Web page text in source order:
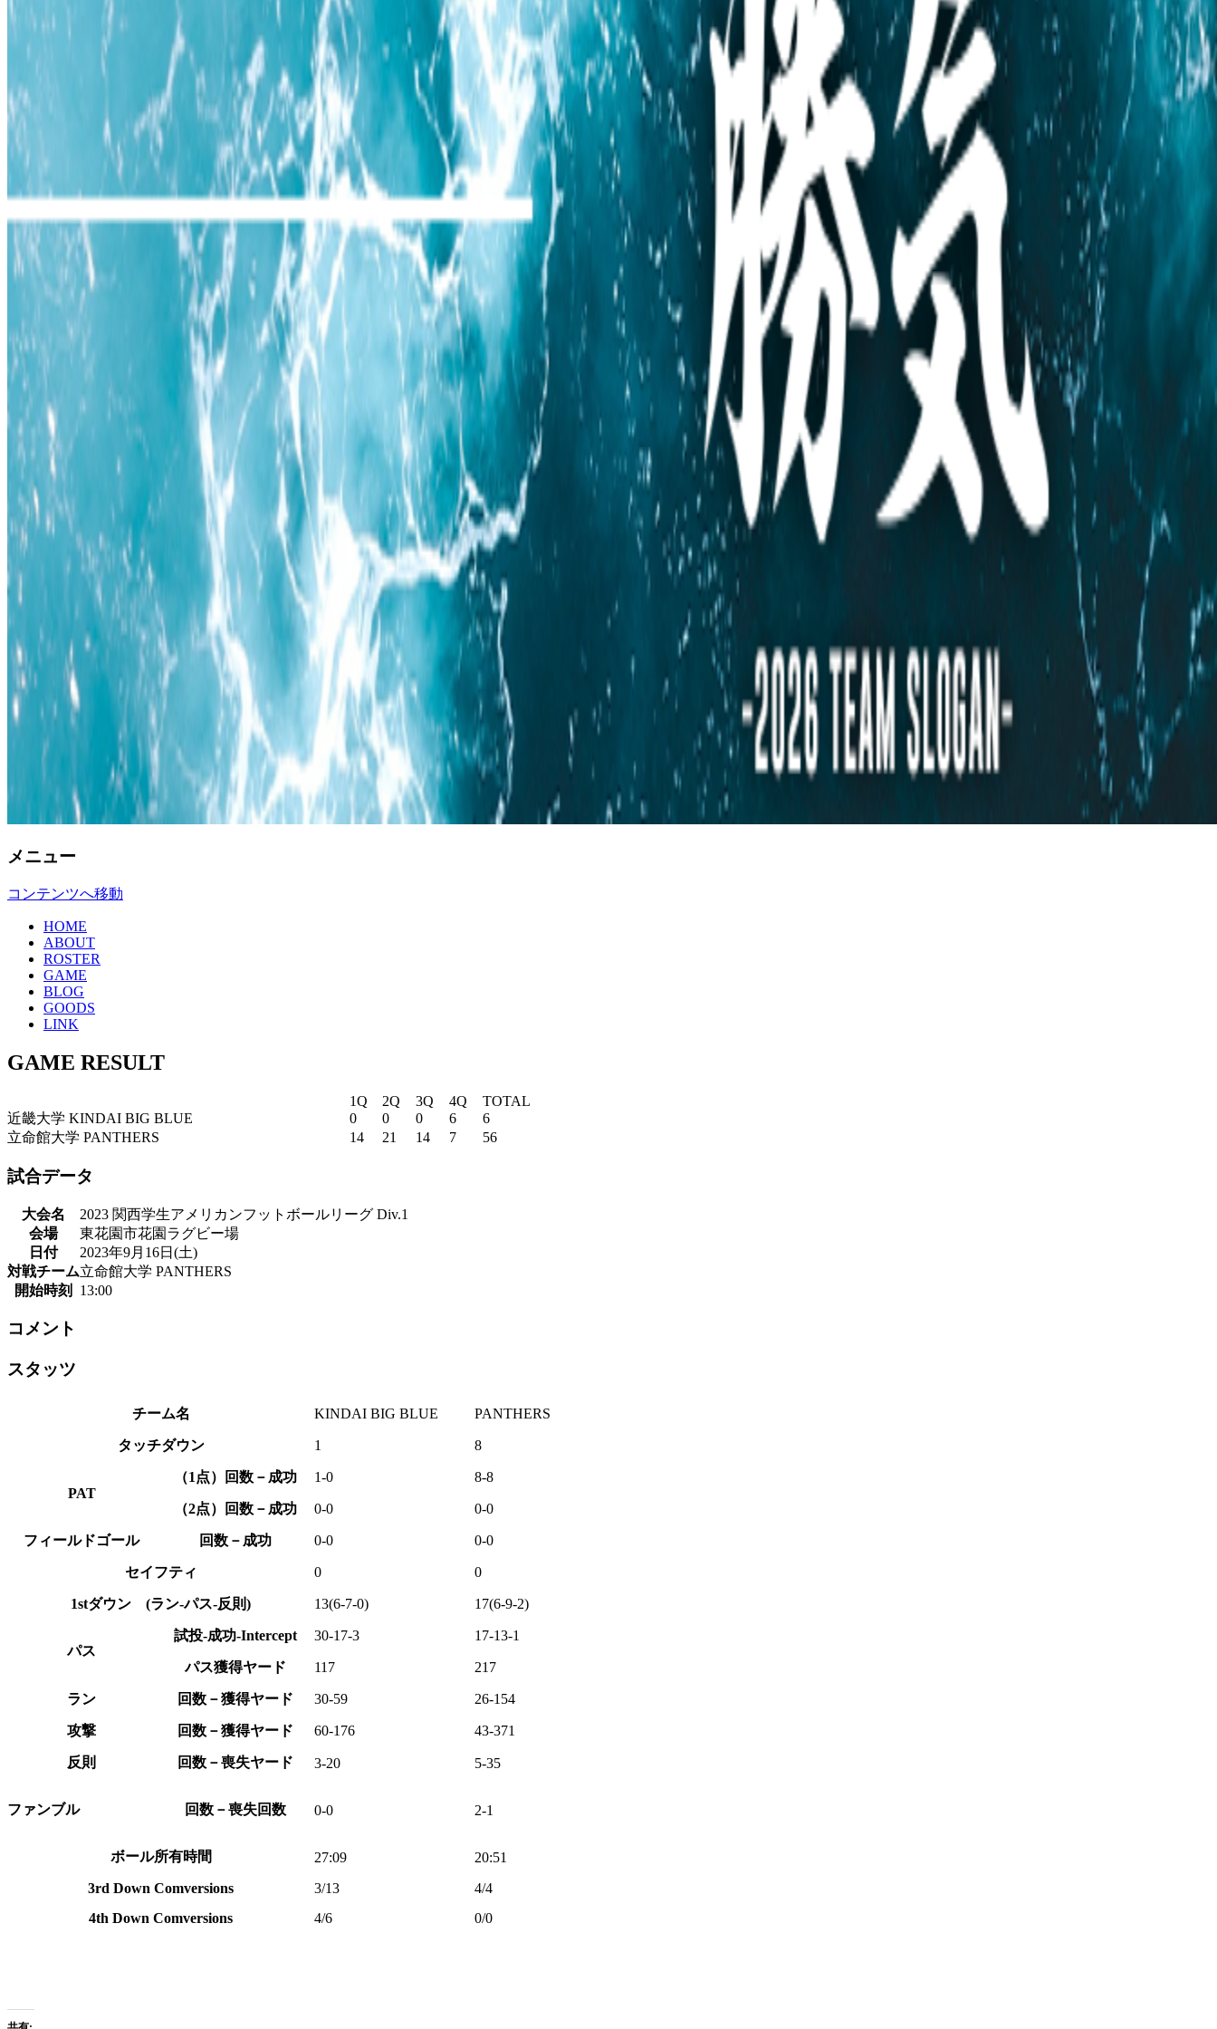
メニュー
コンテンツへ移動
HOME
ABOUT
ROSTER
GAME
BLOG
GOODS
LINK
GAME RESULT
1Q 2Q 3Q 4Q
TOTAL
近畿大学 KINDAI BIG BLUE
0 0 0 6
6
立命館大学 PANTHERS
14 21 14 7 56
試合データ
大会名
2023 関西学生アメリカンフットボールリーグ Div.1
会場
東花園市花園ラグビー場
日付
2023年9月16日(土)
対戦チーム立命館大学 PANTHERS
開始時刻
13:00
コメント
スタッツ
チーム名 KINDAI BIG BLUE PANTHERS
タッチダウン 1 8
PAT
（1点）回数－成功 1-0 8-8
（2点）回数－成功 0-0 0-0
フィールドゴール 回数－成功 0-0 0-0
セイフティ 0 0
1stダウン (ラン-パス-反則) 13(6-7-0) 17(6-9-2)
パス
試投-成功-Intercept 30-17-3 17-13-1
パス獲得ヤード 117 217
ラン 回数－獲得ヤード 30-59 26-154
攻撃 回数－獲得ヤード 60-176 43-371
反則 回数－喪失ヤード 3-20 5-35
ファンブル 回数－喪失回数 0-0 2-1
ボール所有時間 27:09
20:51
3rd Down Comversions
3/13
4/4
4th Down Comversions
4/6 0/0